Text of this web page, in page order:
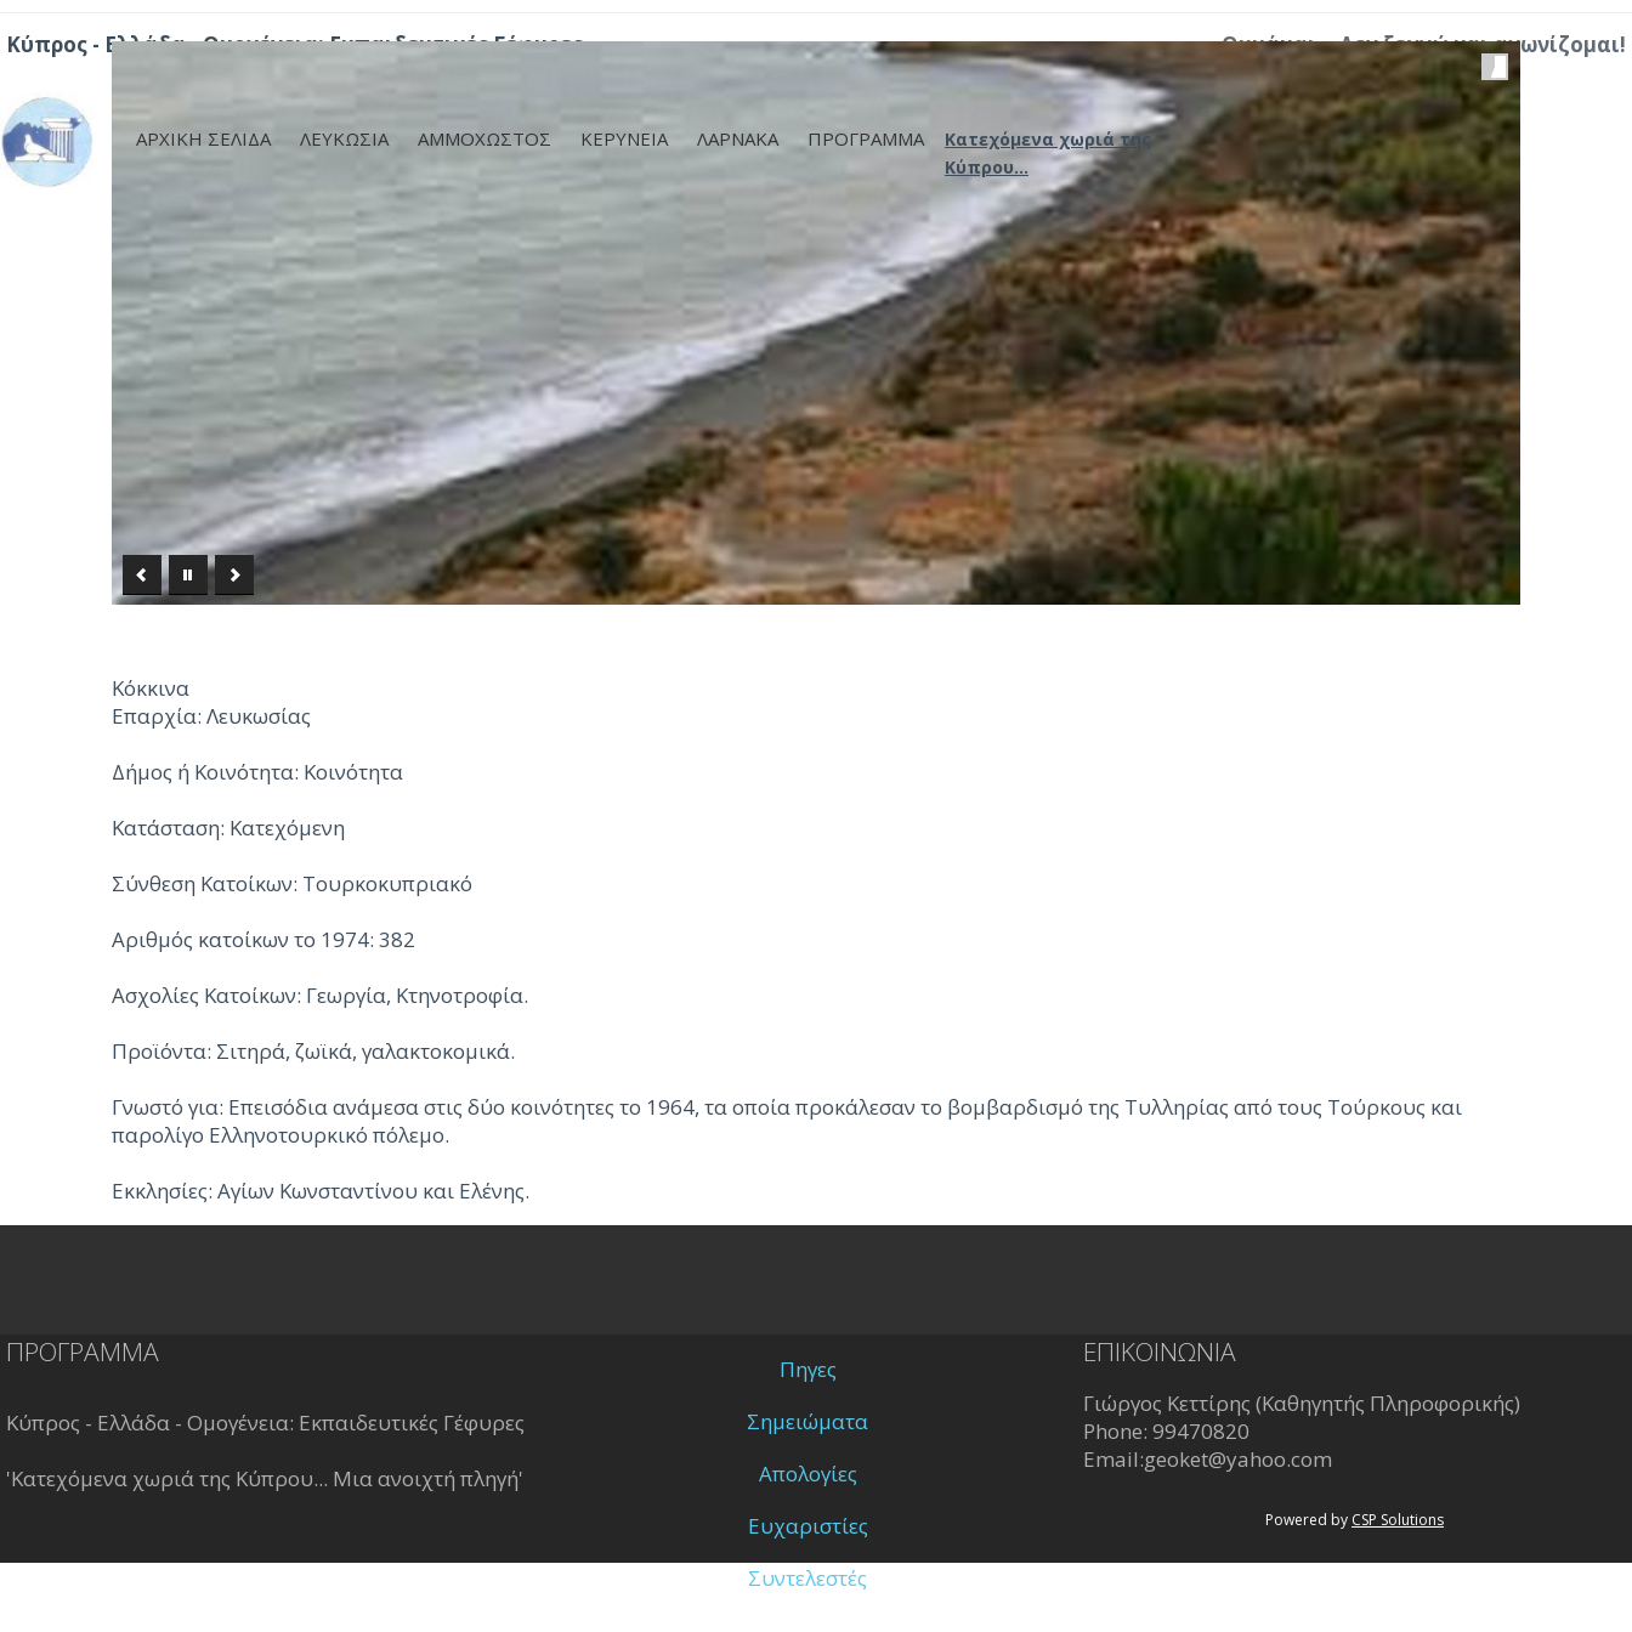
Κύπρος - Ελλάδα - Ομογένεια: Εκπαιδευτικές Γέφυρες Θυμάμαι... Δεν ξεχνώ και αγωνίζομαι!
ΑΡΧΙΚΗ ΣΕΛΙΔΑ ΛΕΥΚΩΣΙΑ ΑΜΜΟΧΩΣΤΟΣ ΚΕΡΥΝΕΙΑ ΛΑΡΝΑΚΑ ΠΡΟΓΡΑΜΜΑ
Κατεχόμενα χωριά της
Κύπρου...
Κόκκινα
Επαρχία: Λευκωσίας
Δήμος ή Κοινότητα: Κοινότητα
Κατάσταση: Κατεχόμενη
Σύνθεση Κατοίκων: Τουρκοκυπριακό
Αριθμός κατοίκων το 1974: 382
Ασχολίες Κατοίκων: Γεωργία, Κτηνοτροφία.
Προϊόντα: Σιτηρά, ζωϊκά, γαλακτοκομικά.
Γνωστό για: Επεισόδια ανάμεσα στις δύο κοινότητες το 1964, τα οποία προκάλεσαν το βομβαρδισμό της Τυλληρίας από τους Τούρκους και
παρολίγο Ελληνοτουρκικό πόλεμο.
Εκκλησίες: Αγίων Κωνσταντίνου και Ελένης.
ΠΡΟΓΡΑΜΜΑ
Κύπρος - Ελλάδα - Ομογένεια: Εκπαιδευτικές Γέφυρες
'Κατεχόμενα χωριά της Κύπρου... Μια ανοιχτή πληγή'
Πηγες
Σημειώματα
Απολογίες
Ευχαριστίες
Συντελεστές
ΕΠΙΚΟΙΝΩΝΙΑ
Γιώργος Κεττίρης (Καθηγητής Πληροφορικής)
Phone: 99470820
Email:geoket@yahoo.com
Powered by CSP Solutions